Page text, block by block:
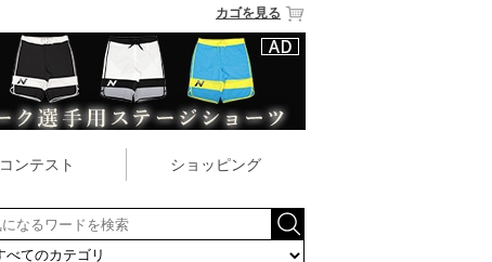
カゴを見る
コンテスト ショッピング